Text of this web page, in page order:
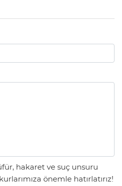
hakaret ve suç unsuru
önemle hatırlatırız!